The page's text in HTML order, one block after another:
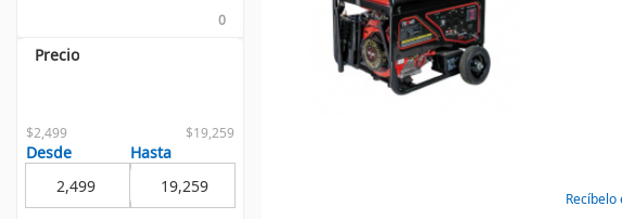
0
Precio
$2,499 $19,259
Desde Hasta
Recíbelo